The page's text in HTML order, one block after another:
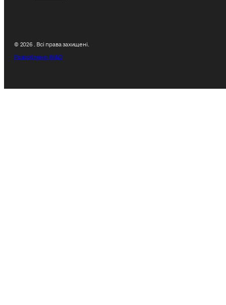
© 2026 . Всі права захищені.
Розроблено W&D